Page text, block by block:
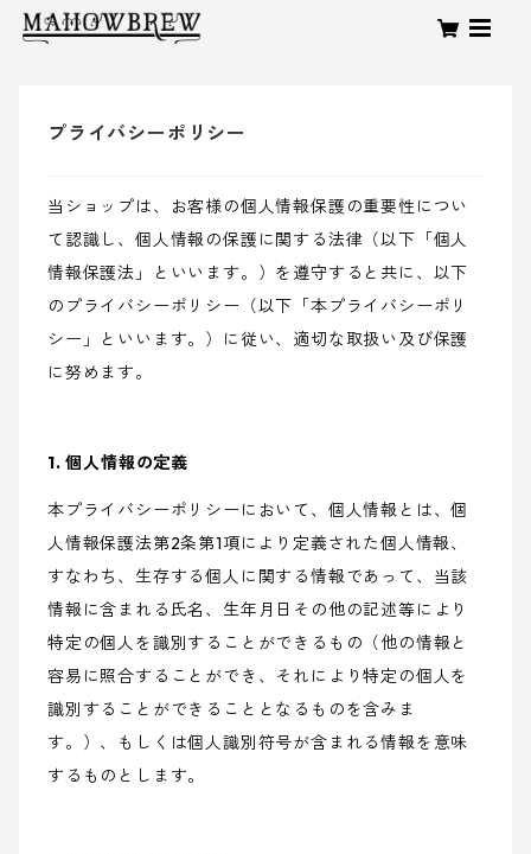
プライバシーポリシー
当ショップは、お客様の個人情報保護の重要性につい
て認識し、個人情報の保護に関する法律（以下「個人
情報保護法」といいます。）を遵守すると共に、以下
のプライバシーポリシー（以下「本プライバシーポリ
シー」といいます。）に従い、適切な取扱い及び保護
に努めます。
1. 個人情報の定義
本プライバシーポリシーにおいて、個人情報とは、個
人情報保護法第2条第1項により定義された個人情報、
すなわち、生存する個人に関する情報であって、当該
情報に含まれる氏名、生年月日その他の記述等により
特定の個人を識別することができるもの（他の情報と
容易に照合することができ、それにより特定の個人を
識別することができることとなるものを含みま
す。）、もしくは個人識別符号が含まれる情報を意味
するものとします。